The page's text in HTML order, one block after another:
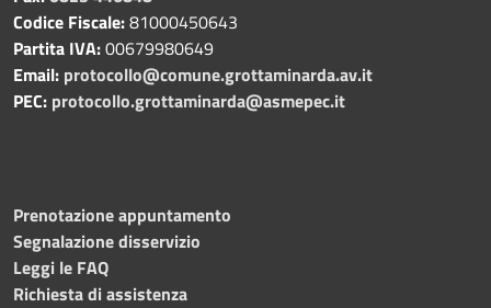
Codice Fiscale:81000450643
Partita IVA:00679980649
Email: protocollo@comune.grottaminarda.av.it
PEC: protocollo.grottaminarda@asmepec.it
Prenotazione appuntamento
Segnalazione disservizio
Leggi le FAQ
Richiesta di assistenza